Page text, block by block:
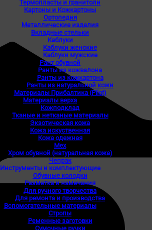
Термопласты и гранитоли
Картоны и Кожкартоны
Ортопедия
Металлические изделия
Вкладные стельки
Каблуки
Каблуки женские
Каблуки мужские
Рант обувной
Ранты из кожвалона
Ранты из кожкартона
Ранты из натуральной кожи
Материалы Прибалтика (Pilot)
Материалы верха
Кожподклад
Тканые и нетканые материалы
Экзотическая кожа
Кожа искуственная
Кожа одежная
Мех
Хром обувной (натуральная кожа)
Чепрак
Инструменты и комплектующие
Обувные колодки
Разметка и намечания
Для ручного творчества
Для ремонта и производства
Вспомогательные материалы
Стропы
Ременные заготовки
Сумочные ручки